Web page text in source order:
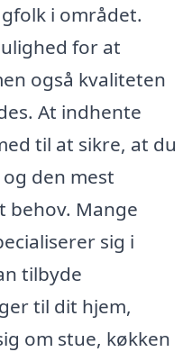
i området.
for at
også kvaliteten
At indhente
til at sikre, at du
den mest
behov. Mange
sig i
tilbyde
til dit hjem,
om stue, køkken